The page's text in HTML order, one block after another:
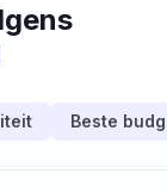
Beste